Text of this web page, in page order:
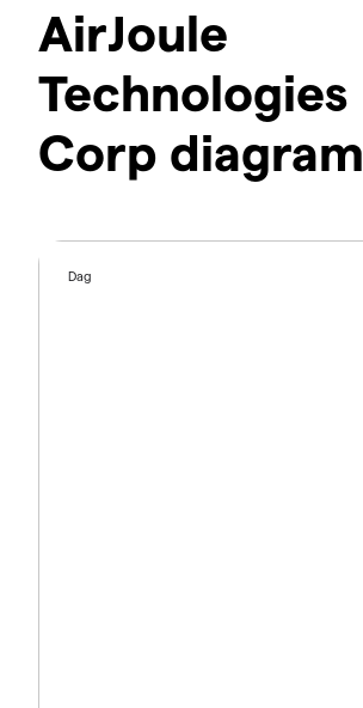
AirJoule
Technologies
Corp diagram
Dag